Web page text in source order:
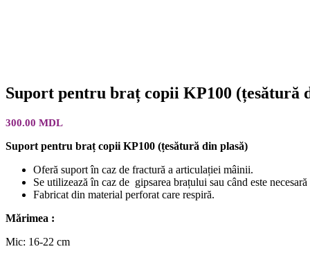
Suport pentru braț copii KP100 (țesătură
300.00 MDL
Suport pentru braț copii KP100 (țesătură din plasă)
Oferă suport în caz de fractură a articulației mâinii.
Se utilizează în caz de gipsarea brațului sau când este
Fabricat din material perforat care respiră.
Mărimea :
Mic: 16-22 cm